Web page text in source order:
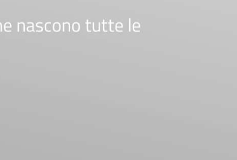
nascono tutte le